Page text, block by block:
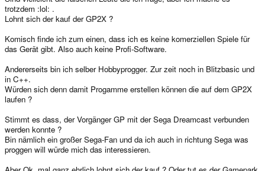
trotzdem :lol: .
Lohnt sich der kauf der GP2X ?
Komisch finde ich zum einen, dass ich es keine komerziellen Spiele für
das Gerät gibt. Also auch keine Profi-Software.
Andererseits bin ich selber Hobbyprogger. Zur zeit noch in Blitzbasic und
in C++.
Würden sich denn damit Progamme erstellen können die auf dem GP2X
laufen ?
Stimmt es dass, der Vorgänger GP mit der Sega Dreamcast verbunden
werden konnte ?
Bin nämlich ein großer Sega-Fan und da ich auch in richtung Sega was
proggen will würde mich das interessieren.